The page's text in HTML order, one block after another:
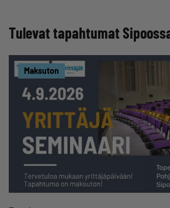
Tulevat tapahtumat
Maksuton